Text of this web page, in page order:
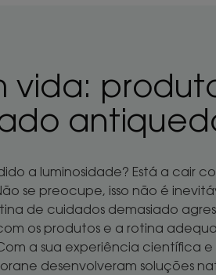
vida:
a luminosidade? Está a cair
se preocupe, isso não é
de cuidados demasiado
os produtos e a rotina
a sua experiência científica
desenvolveram soluções